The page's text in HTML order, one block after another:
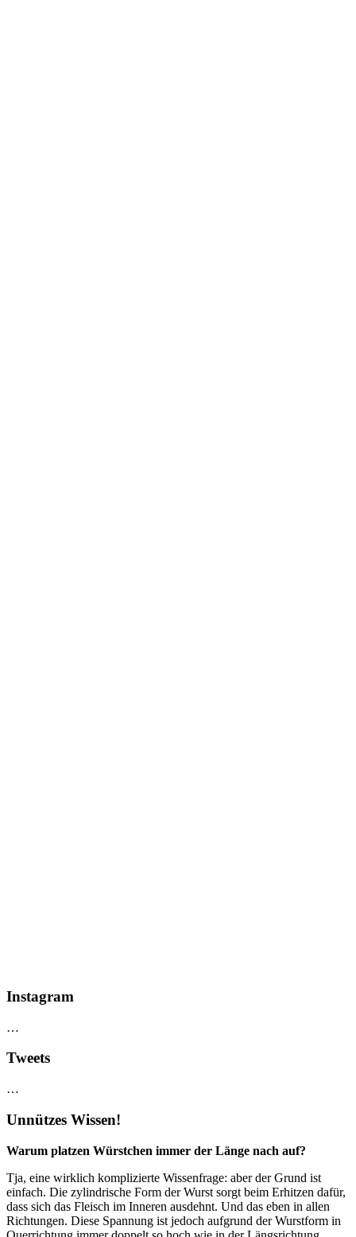
Instagram
…
Tweets
…
Unnützes Wissen!
Warum platzen Würstchen immer der Länge nach auf?
Tja, eine wirklich komplizierte Wissenfrage: aber der Grund ist
einfach. Die zylindrische Form der Wurst sorgt beim Erhitzen dafür,
dass sich das Fleisch im Inneren ausdehnt. Und das eben in allen
Richtungen. Diese Spannung ist jedoch aufgrund der Wurstform in